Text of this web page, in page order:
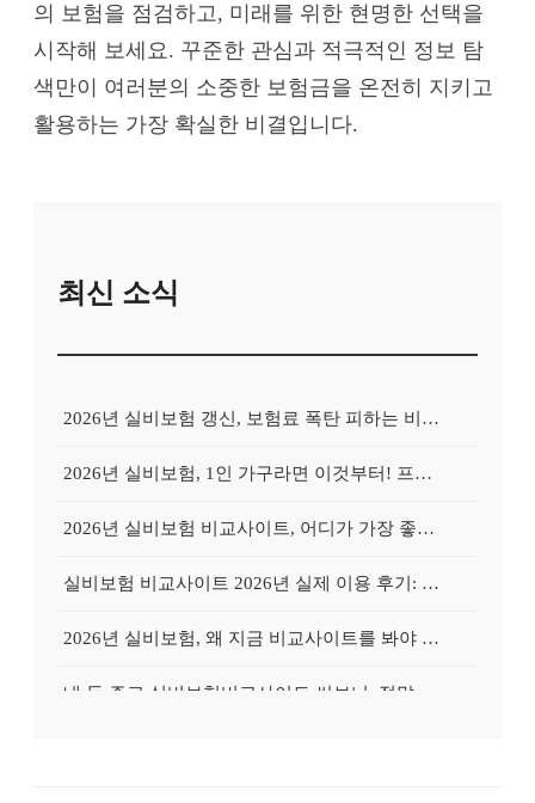
의 보험을 점검하고, 미래를 위한 현명한 선택을
시작해 보세요. 꾸준한 관심과 적극적인 정보 탐
색만이 여러분의 소중한 보험금을 온전히 지키고
활용하는 가장 확실한 비결입니다.
최신 소식
2026년 실비보험 갱신, 보험료 폭탄 피하는 비교사이트의 비밀
2026년 실비보험, 1인 가구라면 이것부터! 프리랜서를 위한 비교사이트 활용 가이드
2026년 실비보험 비교사이트, 어디가 가장 좋을까? Top 3 업체 전격 분석
실비보험 비교사이트 2026년 실제 이용 후기: 저렴하게 가입 성공한 비법 공개
2026년 실비보험, 왜 지금 비교사이트를 봐야 할까? 놓치면 후회할 3가지 이유